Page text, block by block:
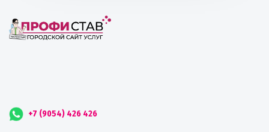
+7 (9054) 426 426